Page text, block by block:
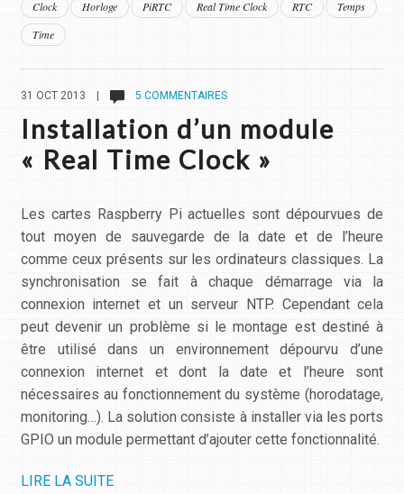
Clock Horloge PiRTC Real Time Clock RTC
Temps
Time
31 OCT 2013 | 5 COMMENTAIRES
Installation d’un module
« Real Time Clock »
Les cartes Raspberry Pi actuelles sont dépourvues de
tout moyen de sauvegarde de la date et de l’heure
comme ceux présents sur les ordinateurs classiques. La
synchronisation se fait à chaque démarrage via la
connexion internet et un serveur NTP. Cependant cela
peut devenir un problème si le montage est destiné à
être utilisé dans un environnement dépourvu d’une
connexion internet et dont la date et l’heure sont
nécessaires au fonctionnement du système (horodatage,
monitoring…). La solution consiste à installer via les ports
GPIO un module permettant d’ajouter cette fonctionnalité.
LIRE LA SUITE